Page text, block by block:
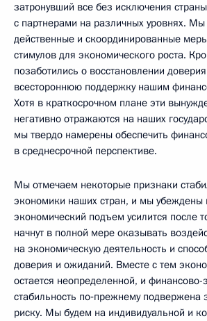
затронувший все без исключения
с партнерами на различных уровнях.
действенные и скоординированные
стимулов для экономического роста.
позаботились о восстановлении
всестороннюю поддержку нашим
Хотя в краткосрочном плане эти
негативно отражаются на наших
мы твердо намерены обеспечить
в среднесрочной перспективе.
Мы отмечаем некоторые признаки
экономики наших стран, и мы убеждены
экономический подъем усилится после
начнут в полной мере оказывать
на экономическую деятельность и
доверия и ожиданий. Вместе с тем
остается неопределенной, и
стабильность по‑прежнему подвержена
риску. Мы будем на индивидуальной и